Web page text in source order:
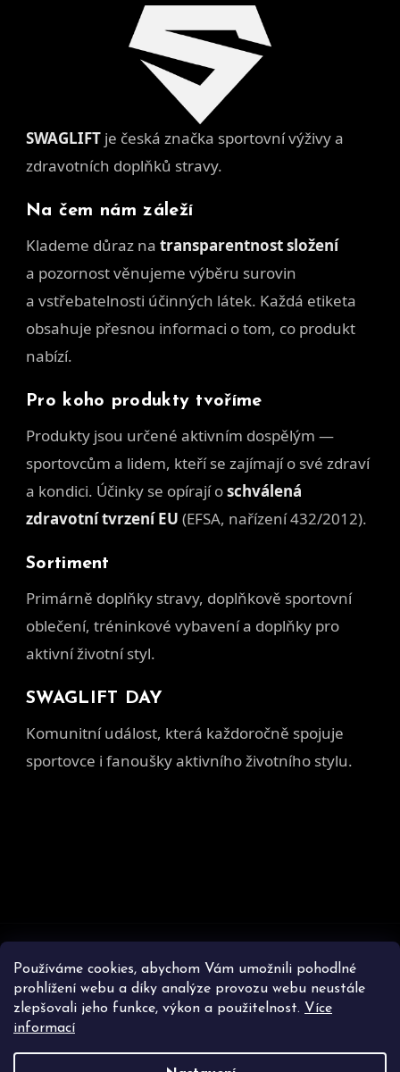
Používáme cookies, abychom Vám umožnili pohodlné
prohlížení webu a díky analýze provozu webu neustále
zlepšovali jeho funkce, výkon a použitelnost. Více
informací
SWAGLIFT je česká značka sportovní výživy a
zdravotních doplňků stravy.
Na čem nám záleží
Klademe důraz na transparentnost složení
a pozornost věnujeme výběru surovin
a vstřebatelnosti účinných látek. Každá etiketa
obsahuje přesnou informaci o tom, co produkt
nabízí.
Pro koho produkty tvoříme
Produkty jsou určené aktivním dospělým —
sportovcům a lidem, kteří se zajímají o své zdraví
a kondici. Účinky se opírají oschválená
zdravotní tvrzení EU (EFSA, nařízení 432/2012).
Sortiment
Primárně doplňky stravy, doplňkově sportovní
oblečení, tréninkové vybavení a doplňky pro
aktivní životní styl.
SWAGLIFT DAY
Komunitní událost, která každoročně spojuje
sportovce i fanoušky aktivního životního stylu.
Z
á
p
a